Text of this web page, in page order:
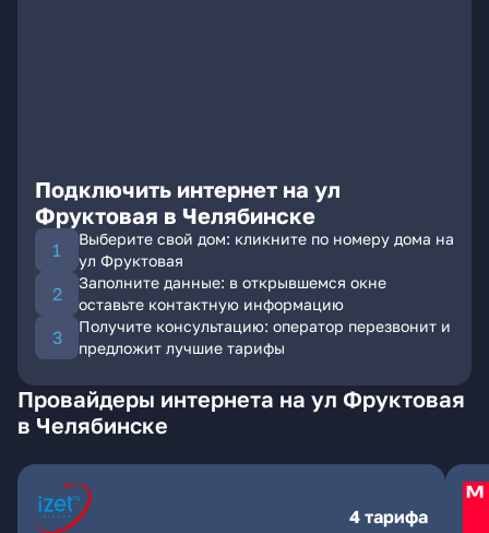
Подключить интернет на ул
Фруктовая в Челябинске
Выберите свой дом: кликните по номеру дома на
ул Фруктовая
Заполните данные: в открывшемся окне
оставьте контактную информацию
Получите консультацию: оператор перезвонит и
предложит лучшие тарифы
Провайдеры интернета на ул Фруктовая
в Челябинске
4 тарифа